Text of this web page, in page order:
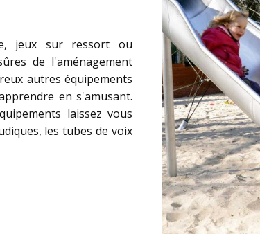
jeux sur ressort ou
de l'aménagement
autres équipements
en s'amusant.
laissez vous
les tubes de voix